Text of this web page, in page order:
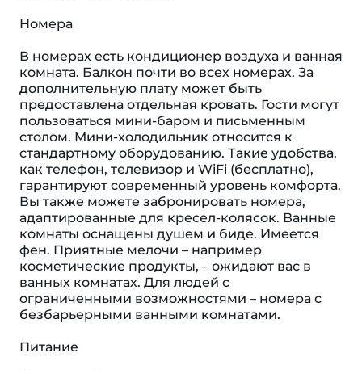
Номера
В номерах есть кондиционер воздуха и ванная
комната. Балкон почти во всех номерах. За
дополнительную плату может быть
предоставлена отдельная кровать. Гости могут
пользоваться мини-баром и письменным
столом. Мини-холодильник относится к
стандартному оборудованию. Такие удобства,
как телефон, телевизор и WiFi (бесплатно),
гарантируют современный уровень комфорта.
Вы также можете забронировать номера,
адаптированные для кресел-колясок. Ванные
комнаты оснащены душем и биде. Имеется
фен. Приятные мелочи – например
косметические продукты, – ожидают вас в
ванных комнатах. Для людей с
ограниченными возможностями – номера с
безбарьерными ванными комнатами.
Питание